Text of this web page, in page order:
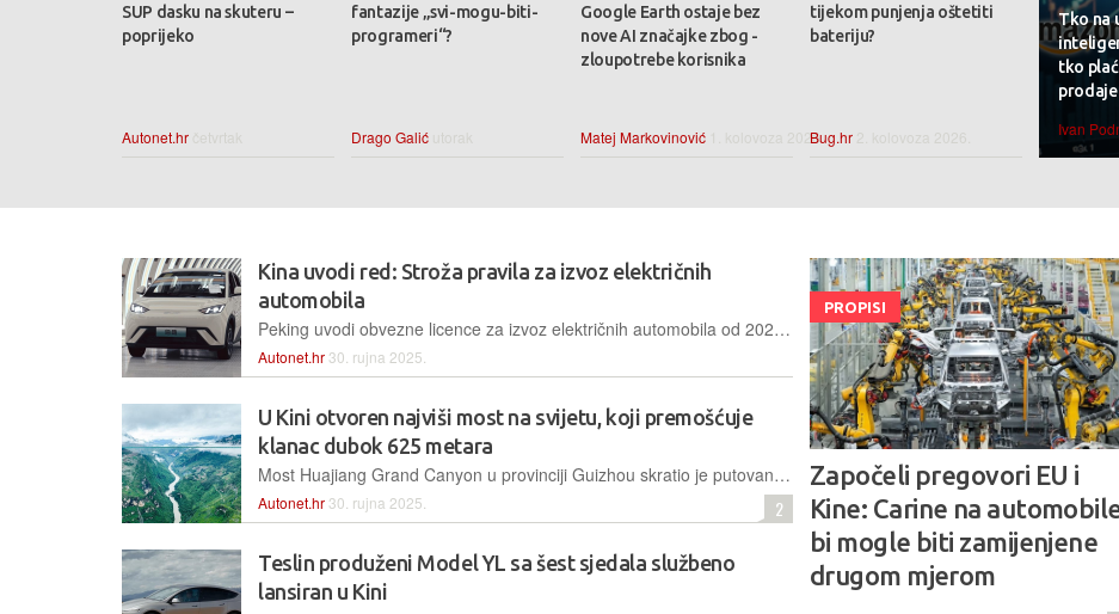
SUP dasku na skuteru –
poprijeko
Autonet.hr četvrtak
fantazije „svi-mogu-biti-
programeri“?
Drago Galić utorak
Google Earth ostaje bez
nove AI značajke zbog -
zloupotrebe korisnika
Matej Markovinović 1. kolovoza 2026.
tijekom punjenja oštetiti
bateriju?
Bug.hr 2. kolovoza 2026.
Tko na
tko
Ivan
Kina uvodi red: Stroža pravila za izvoz električnih
automobila
Peking uvodi obvezne licence za izvoz električnih automobila od 2026. godine. Cilj je suzbiti nelojalnu konkurenciju i osigurati kvalitetnu postprodajnu podršku na stranim tržištima
Autonet.hr 30. rujna 2025.
U Kini otvoren najviši most na svijetu, koji premošćuje
klanac dubok 625 metara
Most Huajiang Grand Canyon u provinciji Guizhou skratio je putovanje preko klanca s dva sata na samo dvije minute, postavši pritom i simbolom infrastrukturnog napretka te inženjerske inovativnosti Kine
Autonet.hr 30. rujna 2025. 2
Teslin produženi Model YL sa šest sjedala službeno
lansiran u Kini
PROPISI
Započeli pregovori EU i
Kine: Carine na
bi mogle biti zamijenjene
drugom mjerom